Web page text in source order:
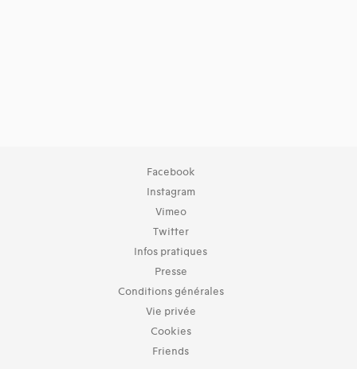
Facebook
Instagram
Vimeo
Twitter
Infos pratiques
Presse
Conditions générales
Vie privée
Cookies
Friends